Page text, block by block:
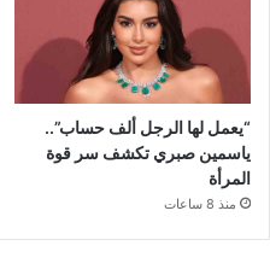
“يعمل لها الرجل ألف حساب”..
ياسمين صبري تكشف سر قوة
المرأة
منذ 8 ساعات